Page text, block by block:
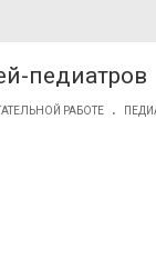
педиатров
РАБОТЕ .